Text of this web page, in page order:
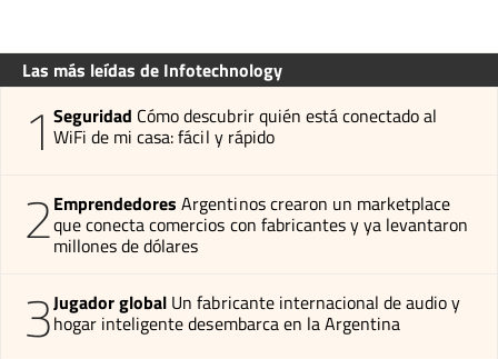
Las más leídas de Infotechnology
1 Seguridad Cómo descubrir quién está conectado al
WiFi de mi casa: fácil y rápido
2Emprendedores Argentinos crearon un marketplace
que conecta comercios con fabricantes y ya levantaron
millones de dólares
3Jugador global Un fabricante internacional de audio y
hogar inteligente desembarca en la Argentina